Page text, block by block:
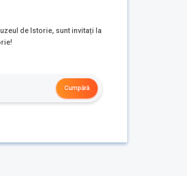
de Istorie, sunt invitați la
Cumpără